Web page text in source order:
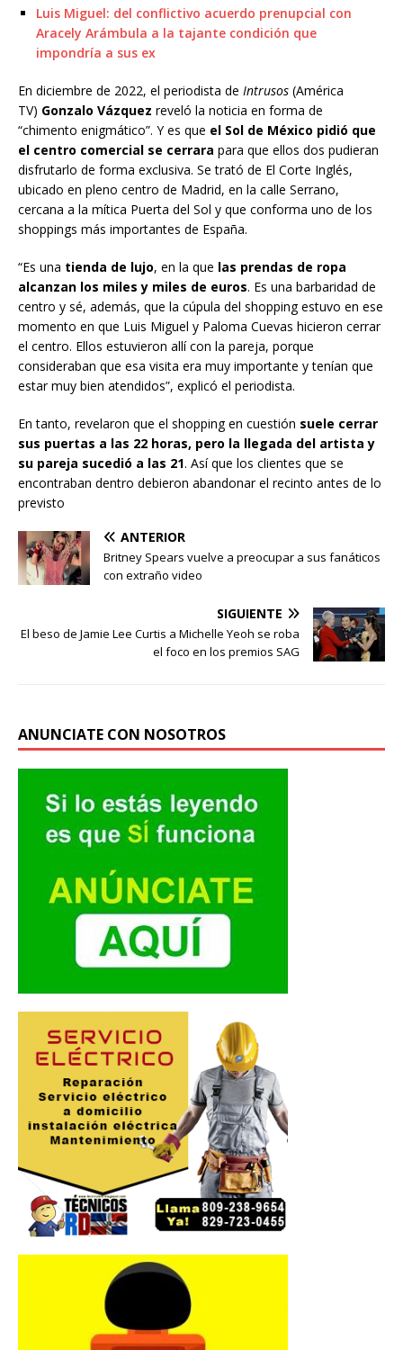
Luis Miguel: del conflictivo acuerdo prenupcial con
Aracely Arámbula a la tajante condición que
impondría a sus ex
En diciembre de 2022, el periodista de Intrusos (América
TV) Gonzalo Vázquez reveló la noticia en forma de
“chimento enigmático”. Y es que el Sol de México pidió que
el centro comercial se cerrara para que ellos dos pudieran
disfrutarlo de forma exclusiva. Se trató de El Corte Inglés,
ubicado en pleno centro de Madrid, en la calle Serrano,
cercana a la mítica Puerta del Sol y que conforma uno de los
shoppings más importantes de España.
“Es una tienda de lujo, en la que las prendas de ropa
alcanzan los miles y miles de euros. Es una barbaridad de
centro y sé, además, que la cúpula del shopping estuvo en ese
momento en que Luis Miguel y Paloma Cuevas hicieron cerrar
el centro. Ellos estuvieron allí con la pareja, porque
consideraban que esa visita era muy importante y tenían que
estar muy bien atendidos”, explicó el periodista.
En tanto, revelaron que el shopping en cuestión suele cerrar
sus puertas a las 22 horas, pero la llegada del artista y
su pareja sucedió a las 21. Así que los clientes que se
encontraban dentro debieron abandonar el recinto antes de lo
previsto
ANTERIOR
Britney Spears vuelve a preocupar a sus fanáticos
con extraño video
SIGUIENTE
El beso de Jamie Lee Curtis a Michelle Yeoh se roba
el foco en los premios SAG
ANUNCIATE CON NOSOTROS